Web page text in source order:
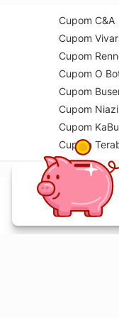
Cupom C&A
Cupom
Cupom
Cupom O
Cupom
Cupom
Cupom
Cupom